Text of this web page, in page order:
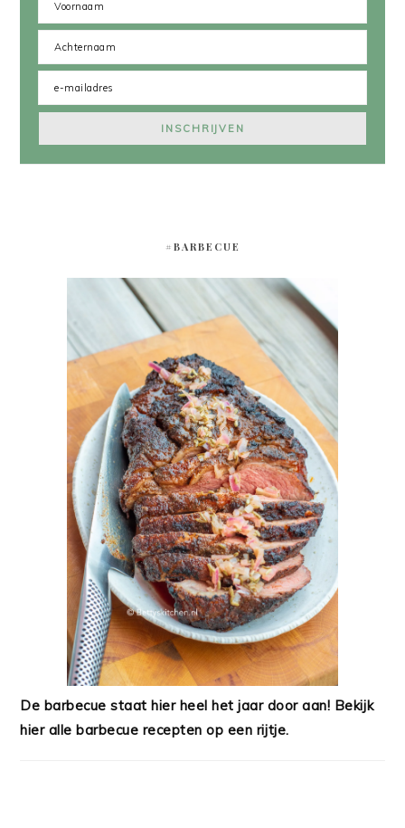
#BARBECUE
De barbecue staat hier heel het jaar door aan! Bekijk
hier alle barbecue recepten op een rijtje.